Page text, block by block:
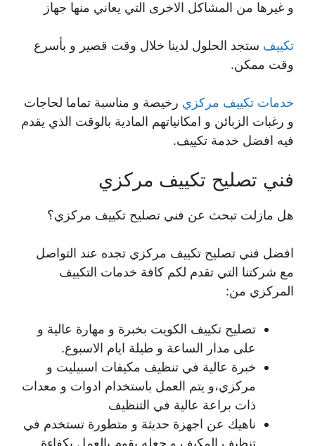
و غيرها من المشاكل الاخرى التي يعاني منها جهاز
تكييف ستجد الحلول لدينا خلال وقت قصير و بأسرع
وقت ممكن.
خدمات تكييف مركزي رخيصة و مناسبة تماما لحاجات
و رغبات الزبائن و امكانياتهم المادية بالوقت الذي يقدم
فيه افضل خدمة تكييف.
فني تصليح تكييف مركزي
هل مازلت تبحث عن فني تصليح تكييف مركزي؟
افضل فني تصليح تكييف مركزي تجده عند التواصل
مع شركتنا التي تقدم لكم كافة خدمات التكييف
المركزي من:
تصليح تكييف الكويت بخبرة و مهارة عالية و
على مدار الساعة و طيلة ايام الاسبوع.
خبرة عالية في تنظيف مكيفات اسبيليت و
مركزي،و يتم العمل باستخدام ادوات و معدات
ذات براعة عالية في التنظيف
ناهيك عن اجهزة حديثة و متطورة تستخدم في
تنظيف المكيف و جعله يقوم بالعمل بكفاءة